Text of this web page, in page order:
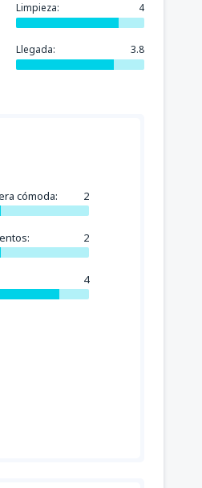
Limpieza: 4
Llegada: 3.8
cómoda: 2
2
4